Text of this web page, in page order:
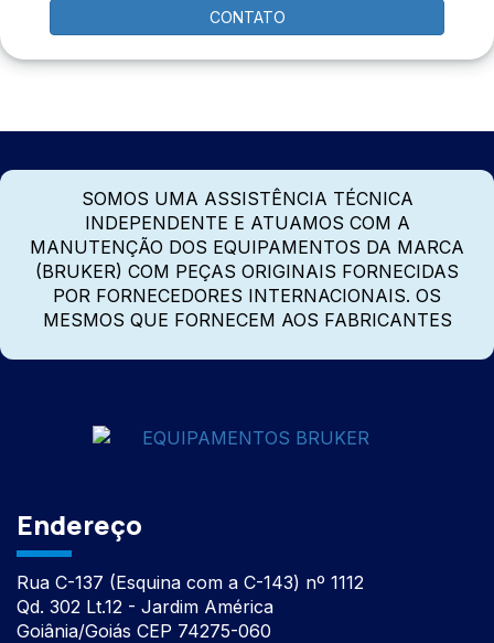
CONTATO
SOMOS UMA ASSISTÊNCIA TÉCNICA
INDEPENDENTE E ATUAMOS COM A
MANUTENÇÃO DOS EQUIPAMENTOS DA MARCA
(BRUKER) COM PEÇAS ORIGINAIS FORNECIDAS
POR FORNECEDORES INTERNACIONAIS. OS
MESMOS QUE FORNECEM AOS FABRICANTES
Endereço
Rua C-137 (Esquina com a C-143) nº 1112
Qd. 302 Lt.12 - Jardim América
Goiânia/Goiás CEP 74275-060